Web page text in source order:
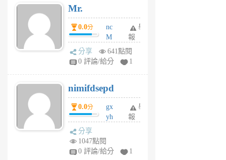
Mr.
0.0分
nc
M
U
F
U
5
個
月
舉
報
分享
641點閱
0 評論/給分
1
nimifdsepd
0.0分
gx
yh
jl
舉
報
分享
1047點閱
0 評論/給分
1